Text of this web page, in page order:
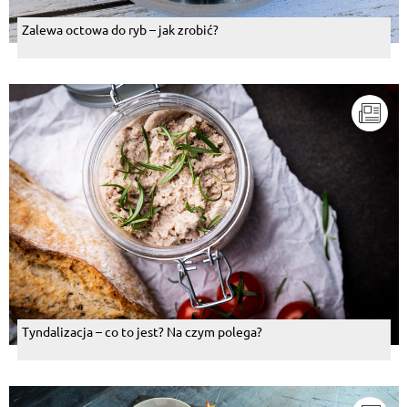
Zalewa octowa do ryb – jak zrobić?
Tyndalizacja – co to jest? Na czym polega?